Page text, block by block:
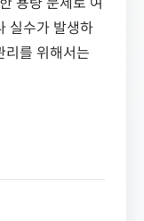
실수가 발생하
리를 위해서는